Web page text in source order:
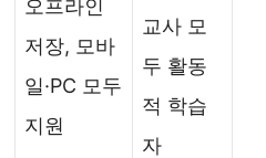
오프라인
저장, 모바
일·PC 모두
지원
교사 모
두 활동
적 학습
자